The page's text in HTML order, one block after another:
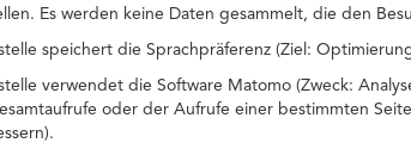
Es werden keine Daten gesammelt, die den
speichert die Sprachpräferenz (Ziel:
verwendet die Software Matomo (Zweck:
oder der Aufrufe einer bestimmten